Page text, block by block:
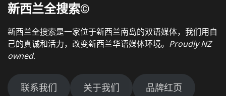
新西兰全搜索©
新西兰全搜索是一家位于新西兰南岛的双语媒体，我们用自
己的真诚和活力，改变新西兰华语媒体环境。 Proudly NZ
owned.
联系我们 关于我们 品牌红页